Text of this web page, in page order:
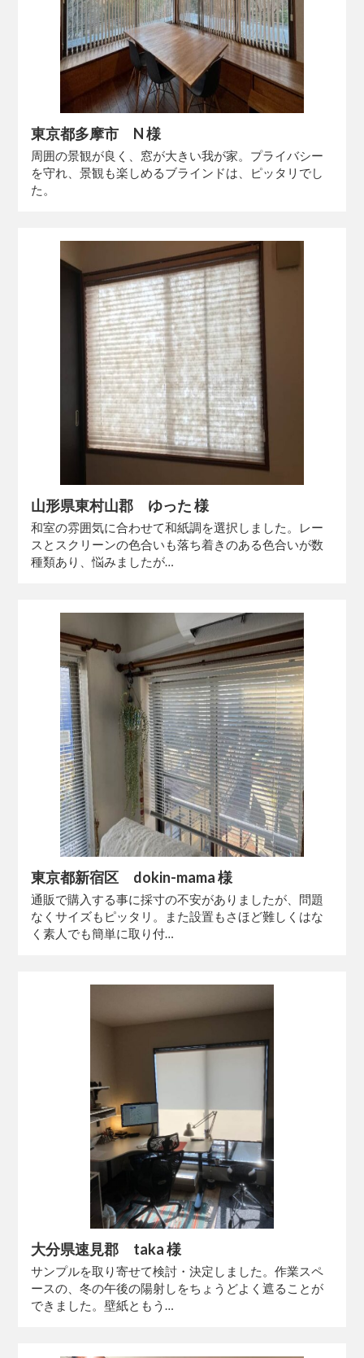
東京都多摩市 N 様
周囲の景観が良く、窓が大きい我が家。プライバシー
を守れ、景観も楽しめるブラインドは、ピッタリでし
た。
山形県東村山郡 ゆった 様
和室の雰囲気に合わせて和紙調を選択しました。レー
スとスクリーンの色合いも落ち着きのある色合いが数
種類あり、悩みましたが…
東京都新宿区 dokin-mama 様
通販で購入する事に採寸の不安がありましたが、問題
なくサイズもピッタリ。また設置もさほど難しくはな
く素人でも簡単に取り付…
大分県速見郡 taka 様
サンプルを取り寄せて検討・決定しました。作業スペ
ースの、冬の午後の陽射しをちょうどよく遮ることが
できました。壁紙ともう…